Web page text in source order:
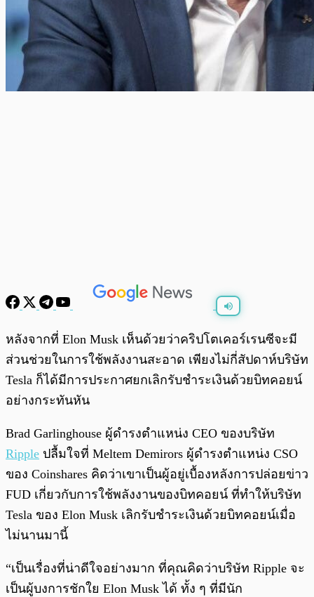
พร้อมเล่น 0:00 0:00
หลังจากที่ Elon Musk เห็นด้วยว่าคริปโตเคอร์เรนซีจะมี
ส่วนช่วยในการใช้พลังงานสะอาด เพียงไม่กี่สัปดาห์บริษัท
Tesla ก็ได้มีการประกาศยกเลิกรับชำระเงินด้วยบิทคอยน์
อย่างกระทันหัน
Brad Garlinghouse ผู้ดำรงตำแหน่ง CEO ของบริษัท
Ripple ปลื้มใจที่ Meltem Demirors ผู้ดำรงตำแหน่ง CSO
ของ Coinshares คิดว่าเขาเป็นผู้อยู่เบื้องหลังการปล่อยข่าว
FUD เกี่ยวกับการใช้พลังงานของบิทคอยน์ ที่ทำให้บริษัท
Tesla ของ Elon Musk เลิกรับชำระเงินด้วยบิทคอยน์เมื่อ
ไม่นานมานี้
“เป็นเรื่องที่น่าดีใจอย่างมาก ที่คุณคิดว่าบริษัท Ripple จะ
เป็นผู้บงการชักใย Elon Musk ได้ ทั้ง ๆ ที่มีนัก